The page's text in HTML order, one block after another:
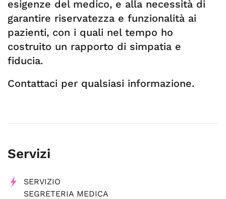
esigenze del medico, e alla necessità di
garantire riservatezza e funzionalità ai
pazienti, con i quali nel tempo ho
costruito un rapporto di simpatia e
fiducia.
Contattaci per qualsiasi informazione.
Servizi
SERVIZIO
SEGRETERIA MEDICA